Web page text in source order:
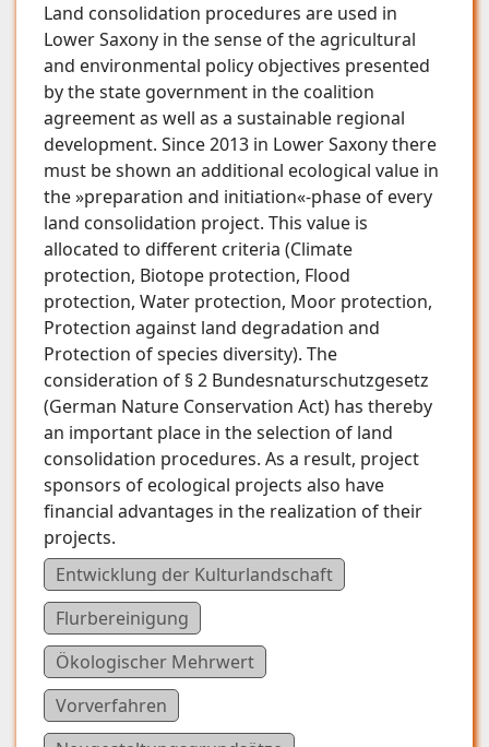
Land consolidation procedures are used in
Lower Saxony in the sense of the agricultural
and environmental policy objectives presented
by the state government in the coalition
agreement as well as a sustainable regional
development. Since 2013 in Lower Saxony there
must be shown an additional ecological value in
the »preparation and initiation«-phase of every
land consolidation project. This value is
allocated to different criteria (Climate
protection, Biotope protection, Flood
protection, Water protection, Moor protection,
Protection against land degradation and
Protection of species diversity). The
consideration of § 2 Bundesnaturschutzgesetz
(German Nature Conservation Act) has thereby
an important place in the selection of land
consolidation procedures. As a result, project
sponsors of ecological projects also have
financial advantages in the realization of their
projects.
Entwicklung der Kulturlandschaft
Flurbereinigung
Ökologischer Mehrwert
Vorverfahren